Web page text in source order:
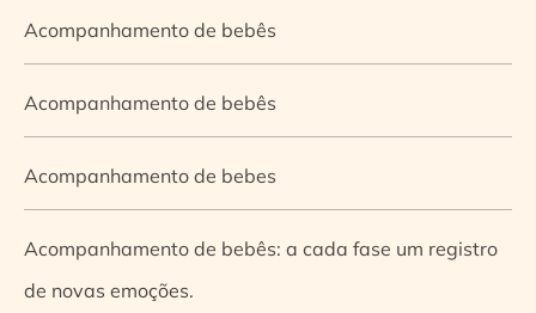
Acompanhamento de bebês
Acompanhamento de bebês
Acompanhamento de bebes
Acompanhamento de bebês: a cada fase um registro
de novas emoções.